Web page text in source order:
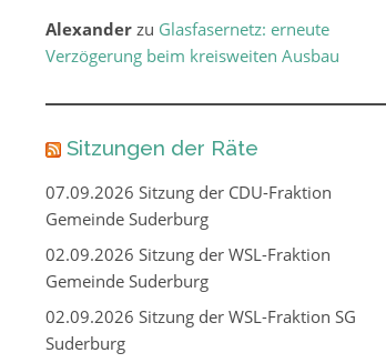
Alexanderzu Glasfasernetz: erneute
Verzögerung beim kreisweiten Ausbau
Sitzungen der Räte
07.09.2026 Sitzung der CDU-Fraktion
Gemeinde Suderburg
02.09.2026 Sitzung der WSL-Fraktion
Gemeinde Suderburg
02.09.2026 Sitzung der WSL-Fraktion SG
Suderburg